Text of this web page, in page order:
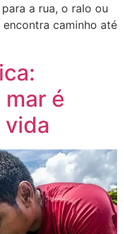
a rua, o ralo ou
caminho até
é
vida